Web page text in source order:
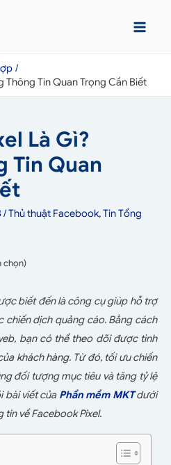
Thông Tin Quan Trọng Cần Biết
Là Gì?
Tin Quan
/Thủ thuật Facebook,Tin Tổng
chọn)
biết đến là công cụ giúp hỗ trợ
chiến dịch quảng cáo. Bằng cách
bạn có thể theo dõi được tình
khách hàng. Từ đó, tối ưu chiến
đối tượng mục tiêu và tăng tỷ lệ
bài viết của Phần mềm MKTdưới
về Facebook Pixel.